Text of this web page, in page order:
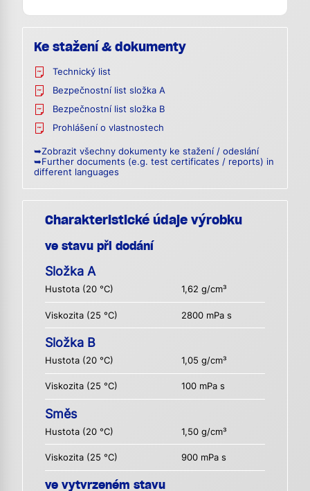
Ke stažení & dokumenty
Technický list
Bezpečnostní list složka A
Bezpečnostní list složka B
Prohlášení o vlastnostech
➥Zobrazit všechny dokumenty ke stažení / odeslání
➥Further documents (e.g. test certificates / reports) in
different languages
Charakteristické údaje výrobku
ve stavu při dodání
Složka A
Hustota (20 °C) 1,62 g/cm³
Viskozita (25 °C) 2800 mPa s
Složka B
Hustota (20 °C) 1,05 g/cm³
Viskozita (25 °C) 100 mPa s
Směs
Hustota (20 °C) 1,50 g/cm³
Viskozita (25 °C) 900 mPa s
ve vytvrzeném stavu